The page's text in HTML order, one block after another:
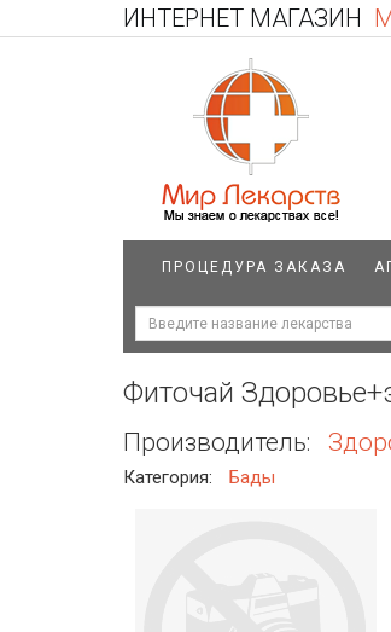
ИНТЕРНЕТ МАГАЗИН
ПРОЦЕДУРА ЗАКАЗА
Фиточай
Производитель:
Категория: Бады